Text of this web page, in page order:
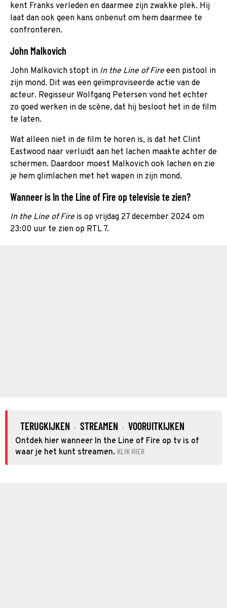
kent Franks verleden en daarmee zijn zwakke plek. Hij
laat dan ook geen kans onbenut om hem daarmee te
confronteren.
John Malkovich
John Malkovich stopt in In the Line of Fireeen pistool in
zijn mond. Dit was een geïmproviseerde actie van de
acteur. Regisseur Wolfgang Petersen vond het echter
zo goed werken in de scène, dat hij besloot het in de film
te laten.
Wat alleen niet in de film te horen is, is dat het Clint
Eastwood naar verluidt aan het lachen maakte achter de
schermen. Daardoor moest Malkovich ook lachen en zie
je hem glimlachen met het wapen in zijn mond.
Wanneer is In the Line of Fire op televisie te zien?
In the Line of Fireis op vrijdag 27 december 2024 om
23:00 uur te zien op RTL 7.
TERUGKIJKEN · STREAMEN · VOORUITKIJKEN
Ontdek hier wanneer In the Line of Fire op tv is of
waar je het kunt streamen. KLIK HIER